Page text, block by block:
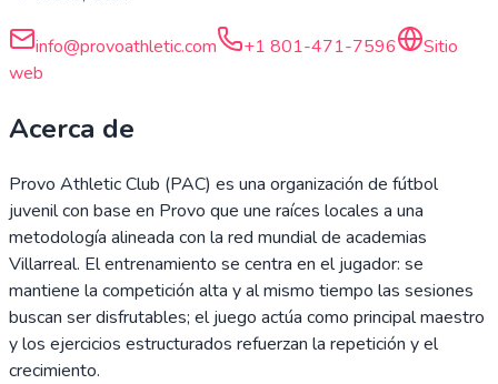
info@provoathletic.com +1 801-471-7596
Sitio
web
Acerca de
Provo Athletic Club (PAC) es una organización de fútbol
juvenil con base en Provo que une raíces locales a una
metodología alineada con la red mundial de academias
Villarreal. El entrenamiento se centra en el jugador: se
mantiene la competición alta y al mismo tiempo las sesiones
buscan ser disfrutables; el juego actúa como principal maestro
y los ejercicios estructurados refuerzan la repetición y el
crecimiento.